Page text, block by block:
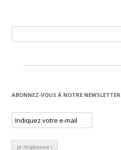
ABONNEZ-VOUS À NOTRE NEWSLETTER